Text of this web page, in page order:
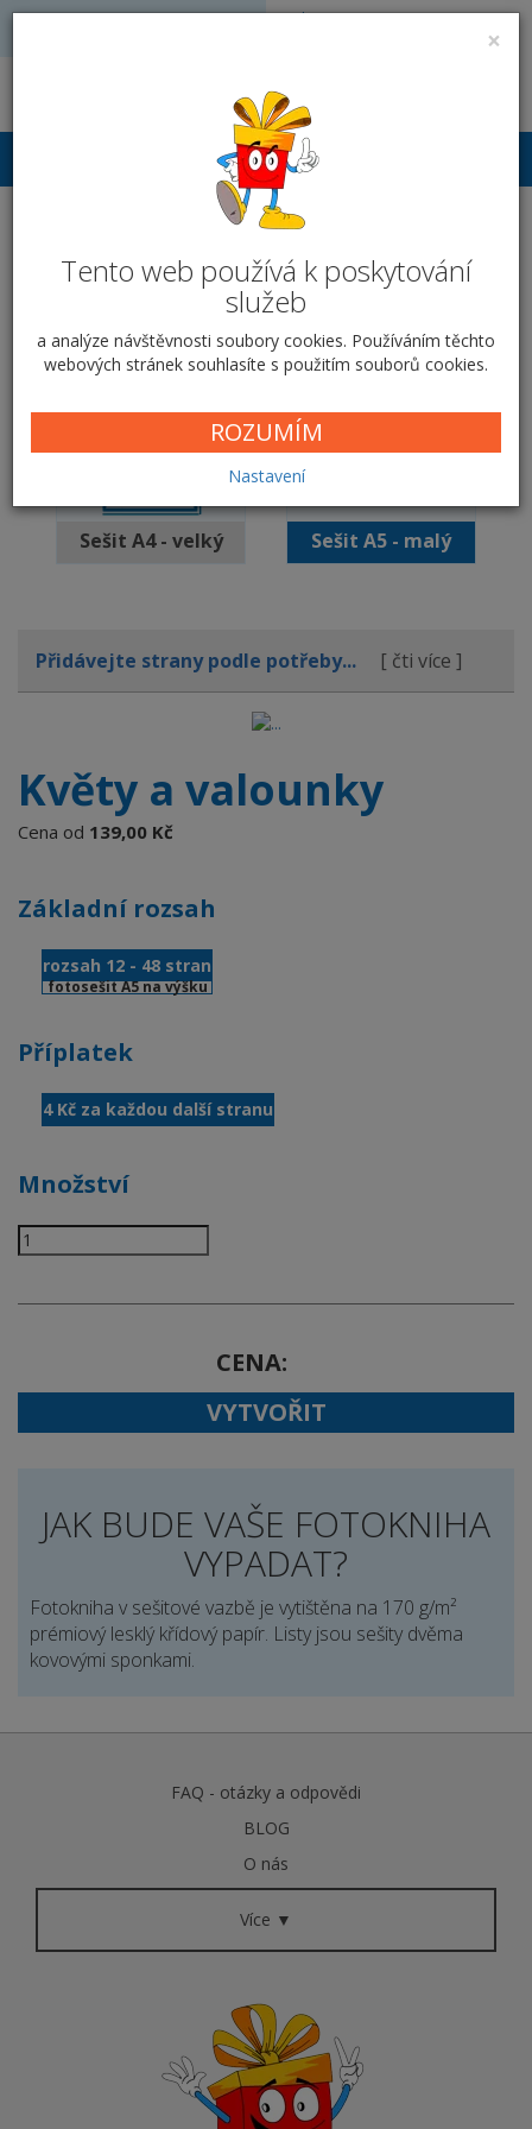
×
Tento web používá k poskytování
služeb
a analýze návštěvnosti soubory cookies. Používáním těchto
webových stránek souhlasíte s použitím souborů cookies.
ROZUMÍM
Nastavení
Volejte: 728 051 909
Přihlášení
Fotosešit A5 - malý -
Květy a valounky
Sešit A4 - velký Sešit A5 - malý
Přidávejte strany podle potřeby... [ čti více ]
Květy a valounky
Cena od 139,00 Kč
Základní rozsah
rozsah 12 - 48 stran
fotosešit A5 na výšku
Příplatek
4 Kč za každou další stranu
Množství
CENA
VYTVOŘIT
JAK BUDE VAŠE FOTOKNIHA
VYPADAT?
Fotokniha v sešitové vazbě je vytištěna na 170 g/m²
prémiový lesklý křídový papír. Listy jsou sešity dvěma
kovovými sponkami.
FAQ - otázky a odpovědi
BLOG
O nás
Více ▼